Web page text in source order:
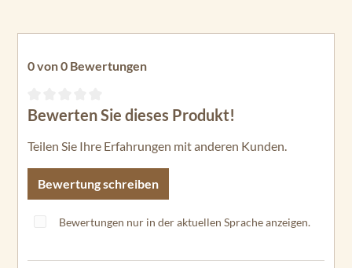
0 von 0 Bewertungen
Durchschnittliche Bewertung von 0 von 5 Sternen
Bewerten Sie dieses Produkt!
Teilen Sie Ihre Erfahrungen mit anderen Kunden.
Bewertung schreiben
Bewertungen nur in der aktuellen Sprache anzeigen.